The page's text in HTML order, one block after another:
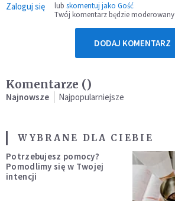
Zaloguj się lub skomentuj jako Gość
Twój komentarz będzie moderowany
DODAJ KOMENTARZ
Komentarze ()
Najnowsze Najpopularniejsze
WYBRANE DLA CIEBIE
Potrzebujesz pomocy?
Pomodlimy się w Twojej
intencji